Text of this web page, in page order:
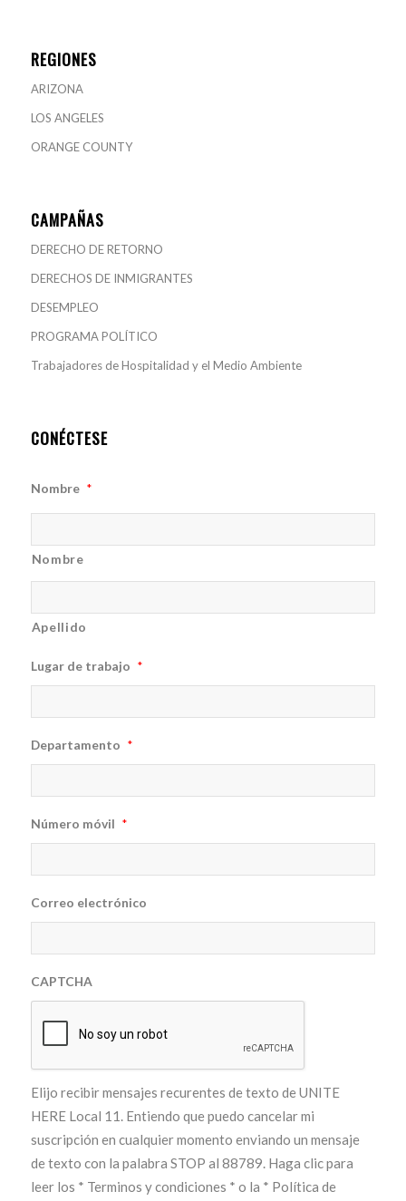
REGIONES
ARIZONA
LOS ANGELES
ORANGE COUNTY
CAMPAÑAS
DERECHO DE RETORNO
DERECHOS DE INMIGRANTES
DESEMPLEO
PROGRAMA POLÍTICO
Trabajadores de Hospitalidad y el Medio Ambiente
CONÉCTESE
Nombre *
Nombre
Apellido
Lugar de trabajo *
Departamento *
Número móvil *
Correo electrónico
CAPTCHA
Elijo recibir mensajes recurentes de texto de UNITE
HERE Local 11. Entiendo que puedo cancelar mi
suscripción en cualquier momento enviando un mensaje
de texto con la palabra STOP al 88789. Haga clic para
leer los * Terminos y condiciones * o la * Política de